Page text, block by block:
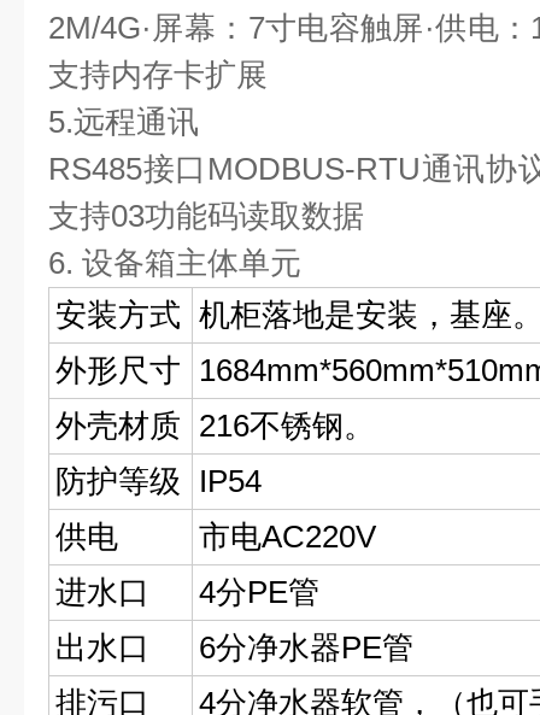
2M/4G·屏幕：7寸电容触屏·供电
支持内存卡扩展
5.远程通讯
RS485接口MODBUS-RTU通讯协
支持03功能码读取数据
6. 设备箱主体单元
安装方式 机柜落地是安装，基座
外形尺寸
外壳材质 216不锈钢。
防护等级
IP54
供电
市电AC220V
进水口
4分PE管
出水口
6分净水器PE管
排污口
4分净水器软管，（也